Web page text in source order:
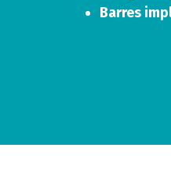
Barres